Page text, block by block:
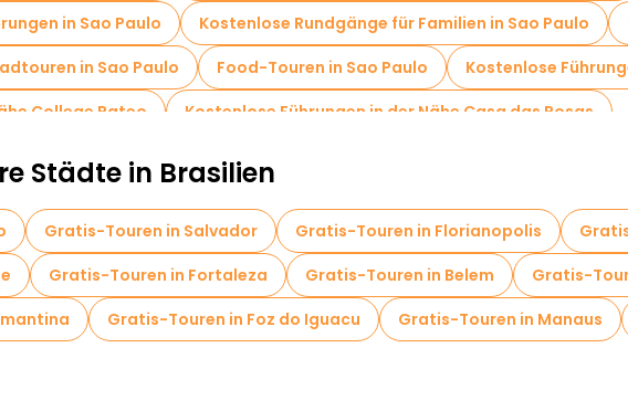
in Sao Paulo
Kostenlose Rundgänge für Familien in Sao Paulo
in Sao Paulo Food-Touren in Sao Paulo
Kostenlose
College Pateo
Kostenlose Führungen in der Nähe Casa das Rosas
Städte in Brasilien
Gratis-Touren in Salvador Gratis-Touren in Florianopolis
Gratis-Touren in Fortaleza Gratis-Touren in Belem
Gratis-
Gratis-Touren in Foz do Iguacu Gratis-Touren in Manaus